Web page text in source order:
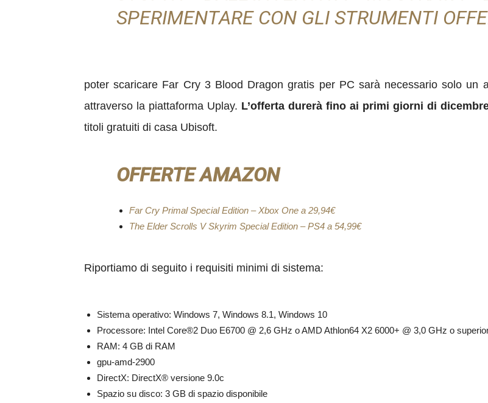
SPERIMENTARE CON GLI STRUMENTI
poter scaricare Far Cry 3 Blood Dragon gratis per PC sarà necessario solo un
attraverso la piattaforma Uplay. L’offerta durerà fino ai primi giorni di
titoli gratuiti di casa Ubisoft.
OFFERTE AMAZON
Far Cry Primal Special Edition – Xbox One a 29,94€
The Elder Scrolls V Skyrim Special Edition – PS4 a 54,99€
Riportiamo di seguito i requisiti minimi di sistema:
Sistema operativo: Windows 7, Windows 8.1, Windows 10
Processore: Intel Core®2 Duo E6700 @ 2,6 GHz o AMD Athlon64 X2 6000+ @ 3,0 GHz o
RAM: 4 GB di RAM
gpu-amd-2900
DirectX: DirectX® versione 9.0c
Spazio su disco: 3 GB di spazio disponibile